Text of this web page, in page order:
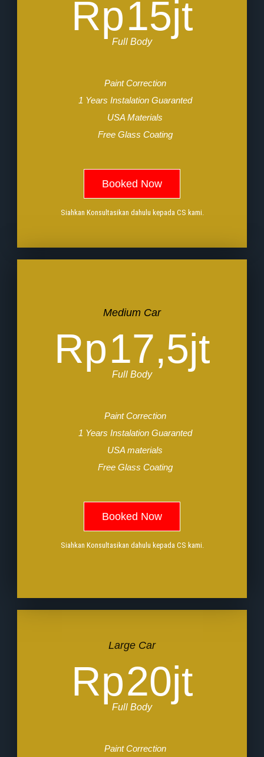
Rp15jt
Full Body
Paint Correction
1 Years Instalation Guaranted
USA Materials
Free Glass Coating
Booked Now
Siahkan Konsultasikan dahulu kepada CS kami.
Medium Car
Rp17,5jt
Full Body
Paint Correction
1 Years Instalation Guaranted
USA materials
Free Glass Coating
Booked Now
Siahkan Konsultasikan dahulu kepada CS kami.
Large Car
Rp20jt
Full Body
Paint Correction